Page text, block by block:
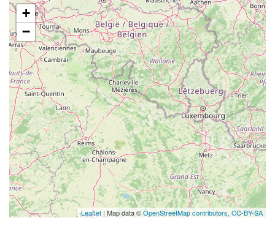
+
−
Leaflet | Map data ©OpenStreetMap contributors, CC-BY-SA